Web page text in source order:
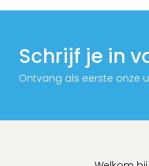
Schrijf je in
Ontvang als eerste onze